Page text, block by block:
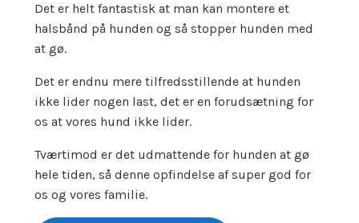
Det er helt fantastisk at man kan montere et
halsbånd på hunden og så stopper hunden med
at gø.
Det er endnu mere tilfredsstillende at hunden
ikke lider nogen last, det er en forudsætning for
os at vores hund ikke lider.
Tværtimod er det udmattende for hunden at gø
hele tiden, så denne opfindelse af super god for
os og vores familie.